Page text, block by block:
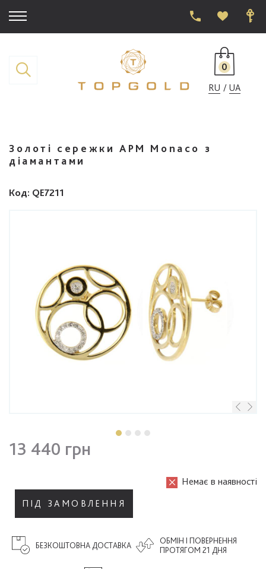
0
RU
UA
Золоті сережки APM Monaco з
діамантами
Код: QE7211
13 440 грн
Немає в наявності
ПІД ЗАМОВЛЕННЯ
ОБМІН І ПОВЕРНЕННЯ
ПРОТЯГОМ 21 ДНЯ
БЕЗКОШТОВНА ДОСТАВКА